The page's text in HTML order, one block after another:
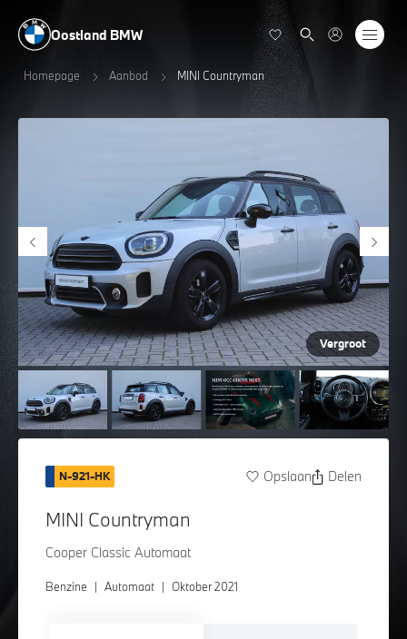
Oostland BMW
Homepage Aanbod MINI Countryman
Vergroot
N-921-HK Opslaan Delen
MINI Countryman
Cooper Classic Automaat
Benzine | Automaat | Oktober 2021